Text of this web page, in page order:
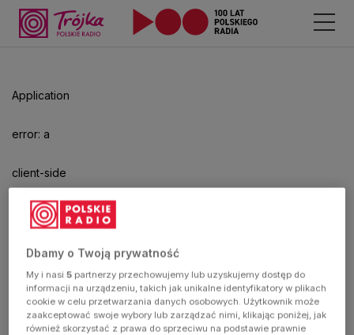
Application
error: a
client-side
exception
has
occurred
(see the
Dbamy o Twoją prywatność
My i nasi5 partnerzy przechowujemy lub uzyskujemy dostęp do
informacji na urządzeniu, takich jak unikalne identyfikatory w plikach
cookie w celu przetwarzania danych osobowych. Użytkownik może
zaakceptować swoje wybory lub zarządzać nimi, klikając poniżej, jak
również skorzystać z prawa do sprzeciwu na podstawie prawnie